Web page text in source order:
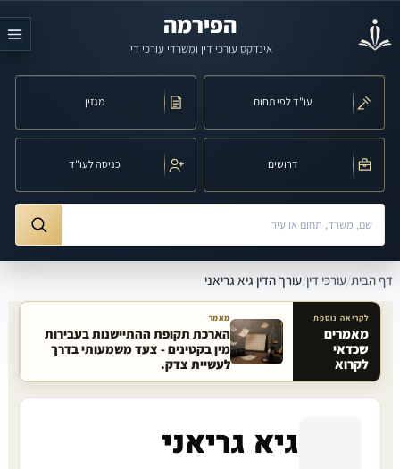
הפירמה
אינדקס עורכי דין ומשרדי עורכי דין
עו"ד לפי תחום מגזין
דרושים כניסה לעו"ד
חיפוש לפי שם, משרד, תחום משפט או עיר
דף הבית/עורכי דין/עורך הדין גיא גריאני
מאמרים קשורים באתר
לקריאה נוספת
מאמרים
שכדאי
לקרוא
מאמר
הארכת תקופת ההתיישנות בעבירות
מין בקטינים - צעד משמעותי בדרך
לעשיית צדק.
גיא גריאני